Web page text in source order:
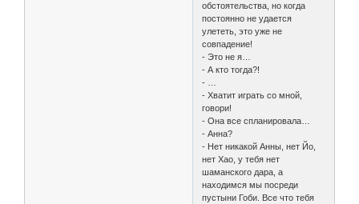
обстоятельства, но когда
постоянно не удается
улететь, это уже не
совпадение!
- Это не я…
- А кто тогда?!
- …
- Хватит играть со мной,
говори!
- Она все спланировала…
- Анна?
- Нет никакой Анны, нет Йо,
нет Хао, у тебя нет
шаманского дара, а
находимся мы посреди
пустыни Гоби. Все что тебя